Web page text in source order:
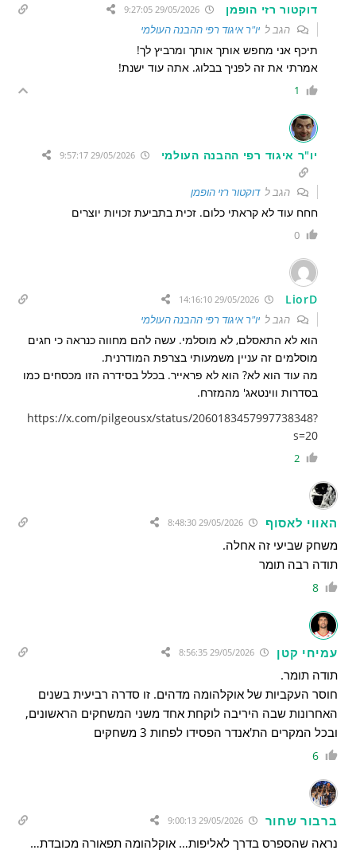
דוקטור רזי הופמן
הגב ליו"ר איגוד רפי ההבנה העולמי
תיכף אני מחפש אותך אותך ומרביץ לך!
אמרתי את זה לפניך בבלוג. אתה עוד ישנת!
1
יו"ר איגוד רפי ההבנה העולמי 29/05/2026 9:57:17
הגב לדוקטור רזי הופמן
חחח עוד לא קראתי כלום. זכית בתביעת זכויות יוצרים
0
LiorD
הגב ליו"ר איגוד רפי ההבנה העולמי
הוא לא התאסלם, לא מוסלמי. עשה להם מחווה כנראה כי חגים
מוסלמים זה עניין משמעותי בצרפת המודרנית.
מה עוד הוא לא? הוא לא פראייר. בכלל בסידרה הזו מכסחים כמו
בסדרות ווינטאג' מהמזרח.
https://x.com/pilgeousx/status/2060183457997738348?
s=20
2
האווי לאסוף 29/05/2026 8:48:30
משחק שביעי זה אחלה.
תודה רבה תומר
8
עמיחי קטן
תודה תומר.
חוסר העקביות של אוקלהומה מדהים. זו סדרה רביעית בשנים
האחרונות שבה היריבה לוקחת אחד משני המשחקים הראשונים,
ובכל המקרים הת'אנדר הפסידו לפחות 3 משחקים
6
ברבור שחור 29/05/2026 9:00:13
נראה שהספרס בדרך לאליפות… אוקלהומה תפאורה מכובדת…